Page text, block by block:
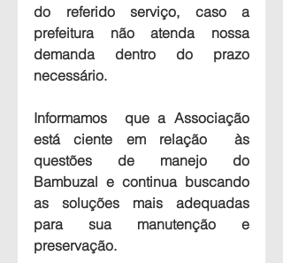
do referido serviço, caso a
prefeitura não atenda nossa
demanda dentro do prazo
necessário.
Informamos  que a Associação
está ciente em relação  às
questões de manejo do
Bambuzal e continua buscando
as soluções mais adequadas
para sua manutenção e
preservação.